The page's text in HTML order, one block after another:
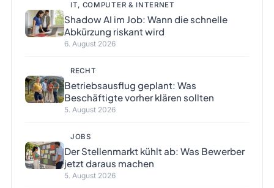
IT, COMPUTER & INTERNET
Shadow AI im Job: Wann die schnelle
Abkürzung riskant wird
6. August 2026
RECHT
Betriebsausflug geplant: Was
Beschäftigte vorher klären sollten
5. August 2026
JOBS
Der Stellenmarkt kühlt ab: Was Bewerber
jetzt daraus machen
5. August 2026